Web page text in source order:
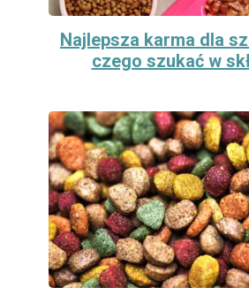
Najlepsza karma dla
czego szukać w